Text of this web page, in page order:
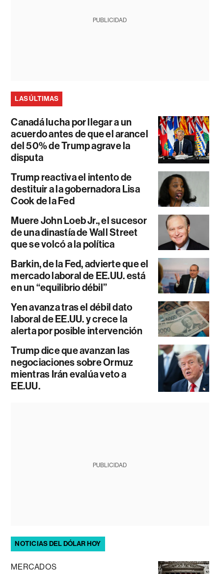
PUBLICIDAD
LAS ÚLTIMAS
Canadá lucha por llegar a un
acuerdo antes de que el arancel
del 50% de Trump agrave la
disputa
Trump reactiva el intento de
destituir a la gobernadora Lisa
Cook de la Fed
Muere John Loeb Jr., el sucesor
de una dinastía de Wall Street
que se volcó a la política
Barkin, de la Fed, advierte que el
mercado laboral de EE.UU. está
en un “equilibrio débil”
Yen avanza tras el débil dato
laboral de EE.UU. y crece la
alerta por posible intervención
Trump dice que avanzan las
negociaciones sobre Ormuz
mientras Irán evalúa veto a
EE.UU.
PUBLICIDAD
NOTICIAS DEL DÓLAR HOY
MERCADOS